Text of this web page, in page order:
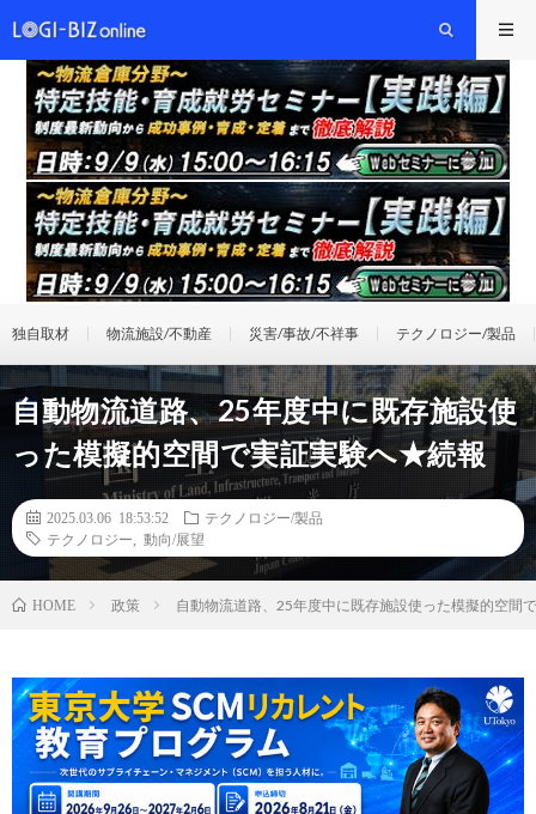
独自取材 物流施設/不動産 災害/事故/不祥事 テクノロジー/製品
自動物流道路、25年度中に既存施設使
った模擬的空間で実証実験へ★続報
2025.03.06 18:53:52
テクノロジー/製品
テクノロジー
動向/展望
HOME 政策 自動物流道路、25年度中に既存施設使った模擬的空間